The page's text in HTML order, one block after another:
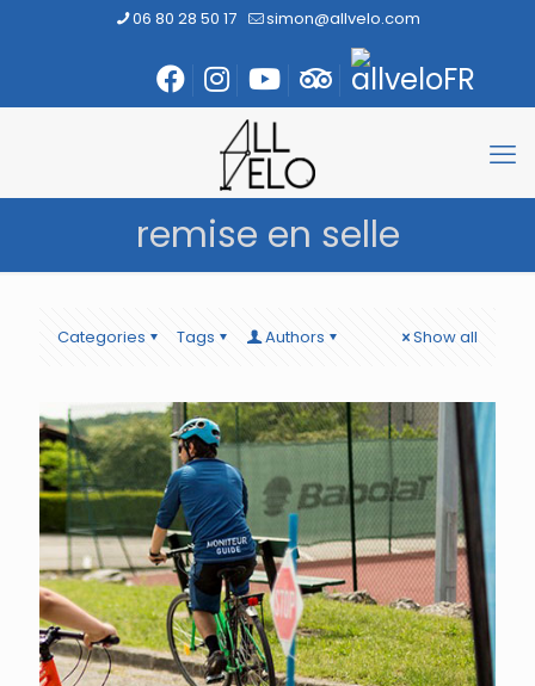
06 80 28 50 17 simon@allvelo.com
remise en selle
Categories Tags Authors Show all